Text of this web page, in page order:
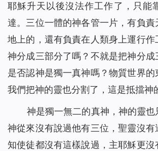
耶穌升天以後沒法作工作了，只能
達。三位一體的神各管一片，有負
地上的，還有負責在人類身上運行
神分成三部分了嗎？不就是把神分成
是否認神是獨一真神嗎？物質世界的
我們把神的靈也分割了，這是抵擋神
神是獨一無二的真神，神的靈也
神從來沒有說過他有三位，聖靈沒
知使徒都沒有這樣說過，主耶穌更沒